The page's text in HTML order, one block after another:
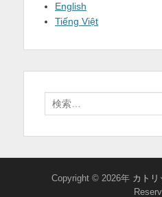
English
Tiếng Việt
索:
Copyright © 2026年 カトリ